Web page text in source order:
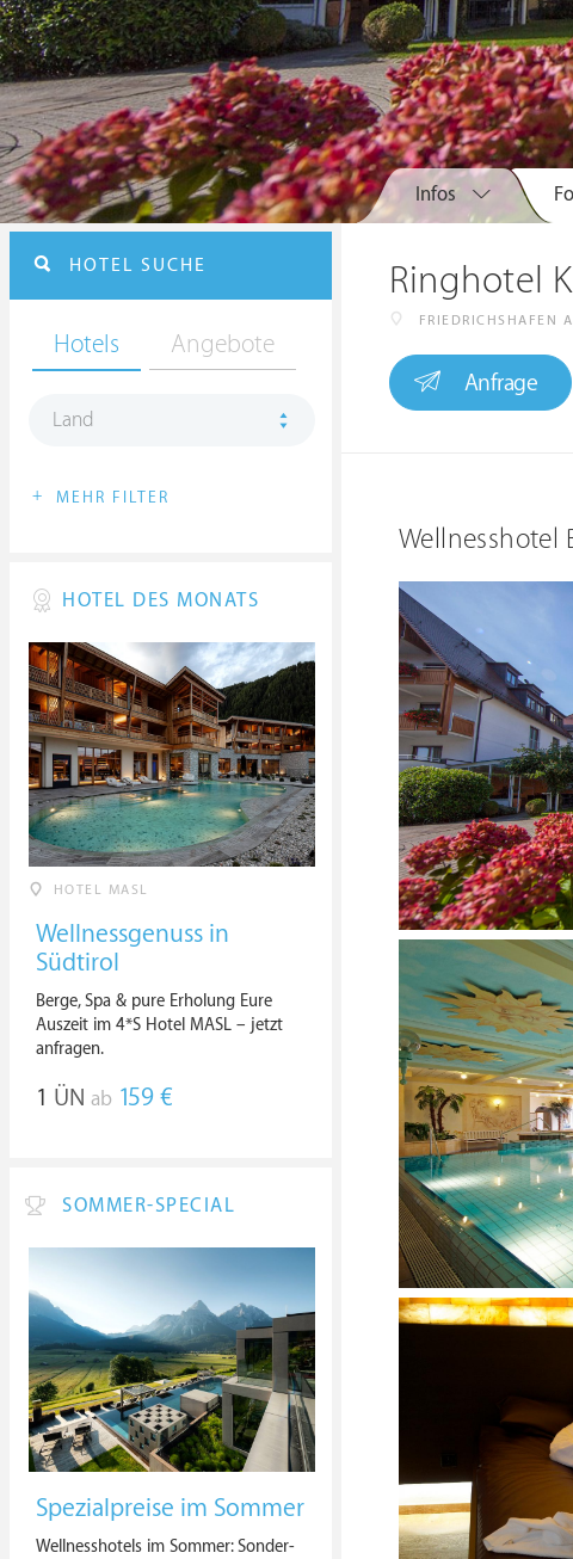
Infos
Ringhotel
FRIEDRICHSHAFEN
Anfrage
Wellnesshotel
HOTEL SUCHE
Hotels Angebote
Land
+ MEHR FILTER
HOTEL DES MONATS
HOTEL MASL
Wellnessgenuss in
Südtirol
Berge, Spa & pure Erholung Eure
Auszeit im 4*S Hotel MASL – jetzt
anfragen.
1 ÜN ab 159 €
SOMMER-SPECIAL
Spezialpreise im Sommer
Wellnesshotels im Sommer: Sonder-